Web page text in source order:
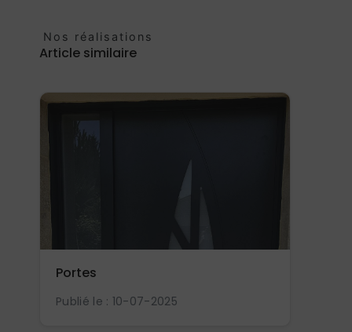
Nos réalisations
Article similaire
Portes
Publié le : 10-07-2025